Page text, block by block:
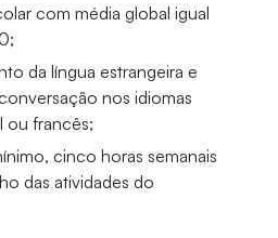
com média global igual
da língua estrangeira e
nos idiomas
ou francês;
cinco horas semanais
das atividades do